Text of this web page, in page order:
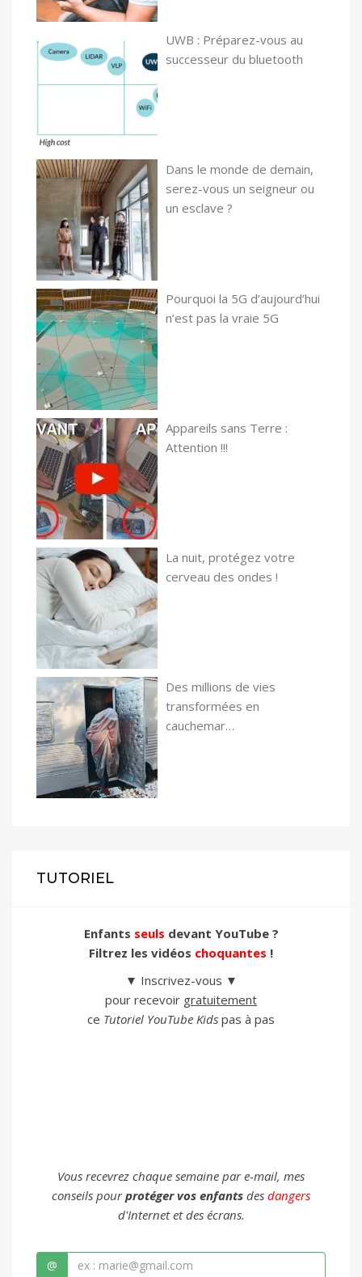
UWB : Préparez-vous au
successeur du bluetooth
Dans le monde de demain,
serez-vous un seigneur ou
un esclave ?
Pourquoi la 5G d’aujourd’hui
n’est pas la vraie 5G
Appareils sans Terre :
Attention !!!
La nuit, protégez votre
cerveau des ondes !
Des millions de vies
transformées en
cauchemar…
TUTORIEL
Enfants seuls devant YouTube ?
Filtrez les vidéos choquantes !
▼ Inscrivez-vous ▼
pour recevoir gratuitement
ce Tutoriel YouTube Kids pas à pas
Vous recevrez chaque semaine par e-mail, mes
conseils pourprotéger vos enfants des dangers
d'Internet et des écrans.
@